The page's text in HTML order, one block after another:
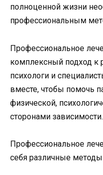
полноценной жизни
профессиональным
Профессиональное
комплексный подход
психологи и
вместе, чтобы помочь
физической,
сторонами зависимости.
Профессиональное
себя различные методы